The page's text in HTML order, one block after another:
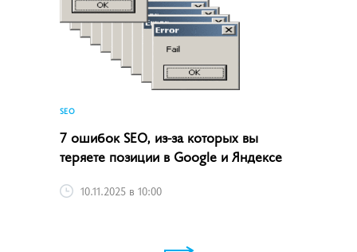
SEO
7 ошибок SEO, из-за которых вы
теряете позиции в Google и Яндексе
10.11.2025 в 10:00